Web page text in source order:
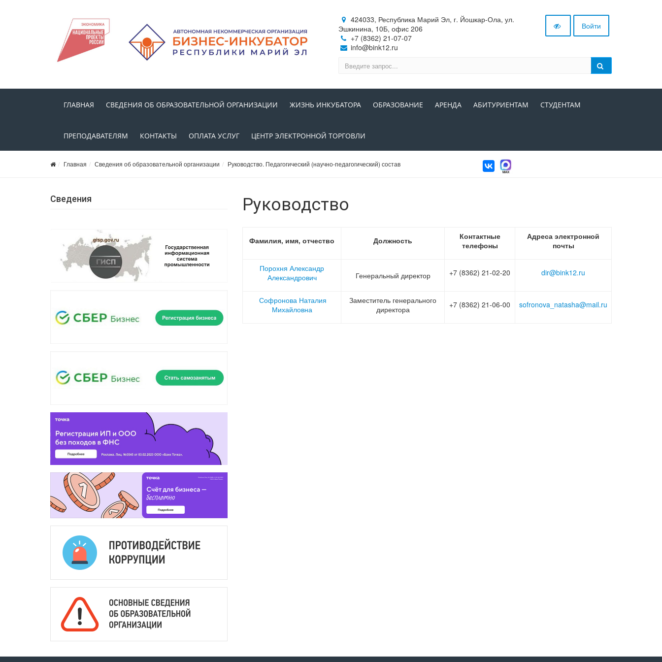
424033, Республика Марий Эл, г. Йошкар-Ола, ул.
Эшкинина, 10Б, офис 206
+7 (8362) 21-07-07
info@bink12.ru
Войти
ГЛАВНАЯ СВЕДЕНИЯ ОБ ОБРАЗОВАТЕЛЬНОЙ ОРГАНИЗАЦИИ ЖИЗНЬ ИНКУБАТОРА ОБРАЗОВАНИЕ АРЕНДА АБИТУРИЕНТАМ СТУДЕНТАМ
ПРЕПОДАВАТЕЛЯМ КОНТАКТЫ ОПЛАТА УСЛУГ ЦЕНТР ЭЛЕКТРОННОЙ ТОРГОВЛИ
Главная Сведения об образовательной организации Руководство. Педагогический (научно-педагогический) состав
Сведения Руководство
Фамилия, имя, отчество Должность
Контактные
телефоны
Адреса электронной
почты
Порохня Александр
Александрович
Генеральный директор +7 (8362) 21-02-20 dir@bink12.ru
Софронова Наталия
Михайловна
Заместитель генерального
директора
+7 (8362) 21-06-00 sofronova_natasha@mail.ru